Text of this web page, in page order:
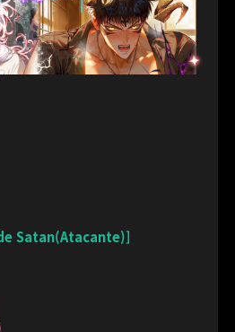
Satan(Atacante)]